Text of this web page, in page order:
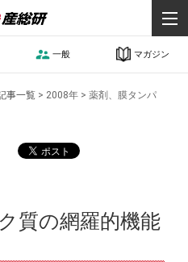
一般 マガジン
事一覧 > 2008年 >薬剤、膜タンパ
質の網羅的機能